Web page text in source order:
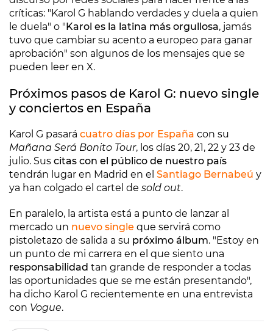
críticas: "Karol G hablando verdades y duela a quien
le duela" o "Karol es la latina más orgullosa, jamás
tuvo que cambiar su acento a europeo para ganar
aprobación" son algunos de los mensajes que se
pueden leer en X.
Próximos pasos de Karol G: nuevo single
y conciertos en España
Karol G pasará cuatro días por España con su
Mañana Será Bonito Tour, los días 20, 21, 22 y 23 de
julio. Sus citas con el público de nuestro país
tendrán lugar en Madrid en el Santiago Bernabeú y
ya han colgado el cartel de sold out.
En paralelo, la artista está a punto de lanzar al
mercado un nuevo single que servirá como
pistoletazo de salida a su próximo álbum. "Estoy en
un punto de mi carrera en el que siento una
responsabilidad tan grande de responder a todas
las oportunidades que se me están presentando",
ha dicho Karol G recientemente en una entrevista
con Vogue.